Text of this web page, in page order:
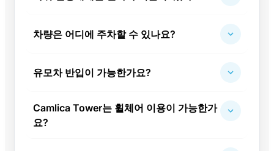
차량은 어디에 주차할 수 있나요?
유모차 반입이 가능한가요?
Camlica Tower는 휠체어 이용이 가능한가
요?